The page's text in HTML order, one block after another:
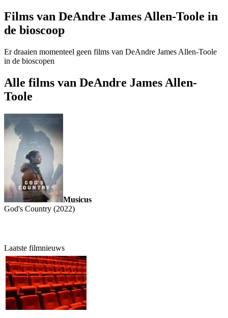
Films van DeAndre James Allen-Toole in
de bioscoop
Er draaien momenteel geen films van DeAndre James Allen-Toole
in de bioscopen
Alle films van DeAndre James Allen-
Toole
Musicus
God's Country (2022)
Laatste filmnieuws